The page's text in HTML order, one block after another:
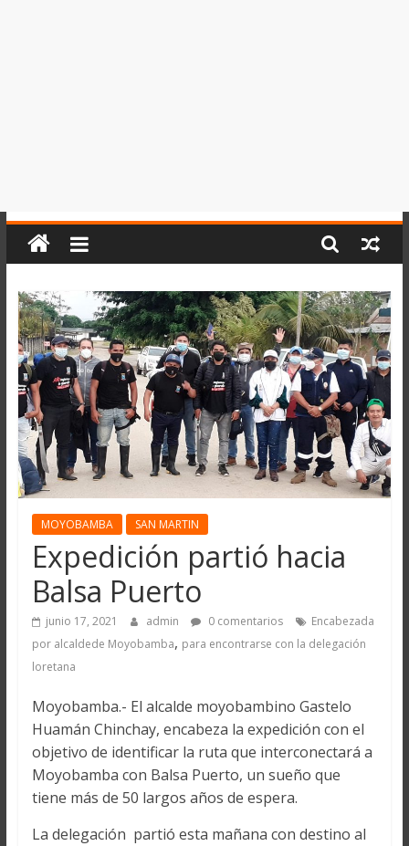
MOYOBAMBA SAN MARTIN
Expedición partió hacia
Balsa Puerto
junio 17, 2021 admin 0 comentarios
Encabezada
por alcaldede Moyobamba, para encontrarse con la delegación
loretana
Moyobamba.- El alcalde moyobambino Gastelo
Huamán Chinchay, encabeza la expedición con el
objetivo de identificar la ruta que interconectará a
Moyobamba con Balsa Puerto, un sueño que
tiene más de 50 largos años de espera.
La delegación partió esta mañana con destino al